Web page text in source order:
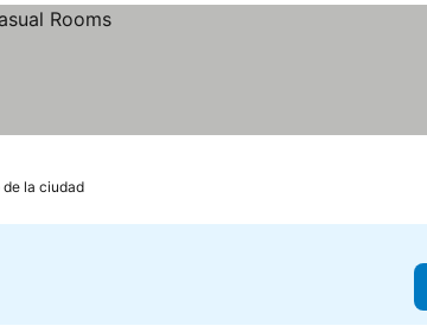
de la ciudad